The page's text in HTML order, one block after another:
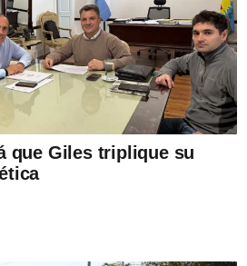
que Giles triplique su